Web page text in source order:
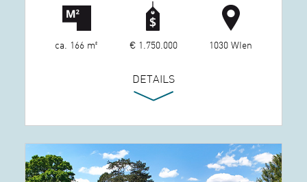
ca. 166 m² € 1.750.000 1030 WIen
DETAILS